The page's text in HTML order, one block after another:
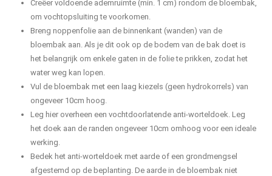
Creëer voldoende ademruimte (min. 1 cm) rondom de bloembak,
om vochtopsluiting te voorkomen.
Breng noppenfolie aan de binnenkant (wanden) van de
bloembak aan. Als je dit ook op de bodem van de bak doet is
het belangrijk om enkele gaten in de folie te prikken, zodat het
water weg kan lopen.
Vul de bloembak met een laag kiezels (geen hydrokorrels) van
ongeveer 10cm hoog.
Leg hier overheen een vochtdoorlatende anti-worteldoek. Leg
het doek aan de randen ongeveer 10cm omhoog voor een ideale
werking.
Bedek het anti-worteldoek met aarde of een grondmengsel
afgestemd op de beplanting. De aarde in de bloembak niet